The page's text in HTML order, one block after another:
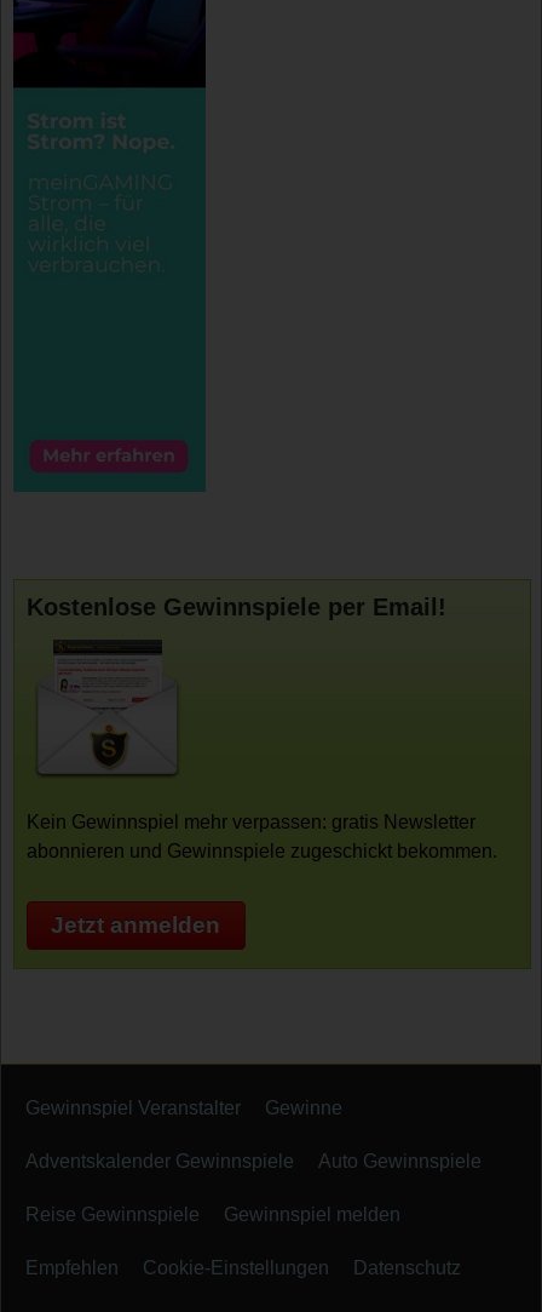
Kostenlose Gewinnspiele per Email!
Kein Gewinnspiel mehr verpassen: gratis Newsletter
abonnieren und Gewinnspiele zugeschickt bekommen.
Jetzt anmelden
Gewinnspiel Veranstalter Gewinne
Adventskalender Gewinnspiele Auto Gewinnspiele
Reise Gewinnspiele Gewinnspiel melden
Empfehlen Cookie-Einstellungen Datenschutz